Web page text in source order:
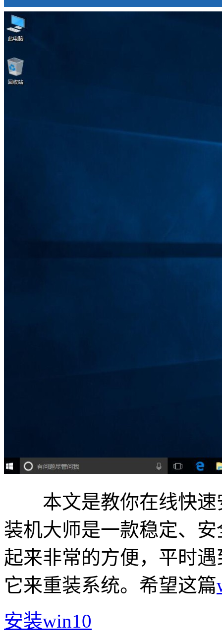
本文是教你在线快速
装机大师是一款稳定、
起来非常的方便，平时
它来重装系统。希望这篇
安装win10